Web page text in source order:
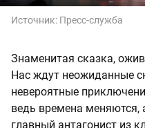
Источник: Пресс-служба
Знаменитая сказка,
Нас ждут неожиданные
невероятные
ведь времена меняются,
главный антагонист из